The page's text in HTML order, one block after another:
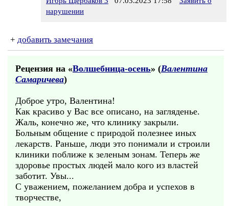
нарушении
+ добавить замечания
Рецензия на «Волшебница-осень» (Валентина
Самаричева)
Доброе утро, Валентина!
Как красиво у Вас все описано, на загляденье.
Жаль, конечно же, что клинику закрыли.
Больным общение с природой полезнее иных
лекарств. Раньше, люди это понимали и строили
клиники поближе к зеленым зонам. Теперь же
здоровье простых людей мало кого из властей
заботит. Увы...
С уважением, пожеланием добра и успехов в
творчестве,